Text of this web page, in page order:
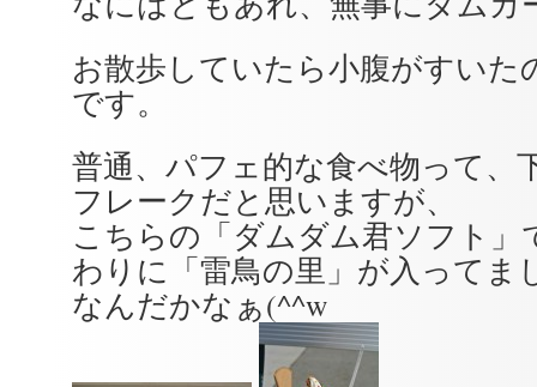
お散歩していたら小腹がすいた
です。
普通、パフェ的な食べ物って、
フレークだと思いますが、
こちらの「ダムダム君ソフト」
わりに「雷鳥の里」が入ってま
なんだかなぁ(^^w